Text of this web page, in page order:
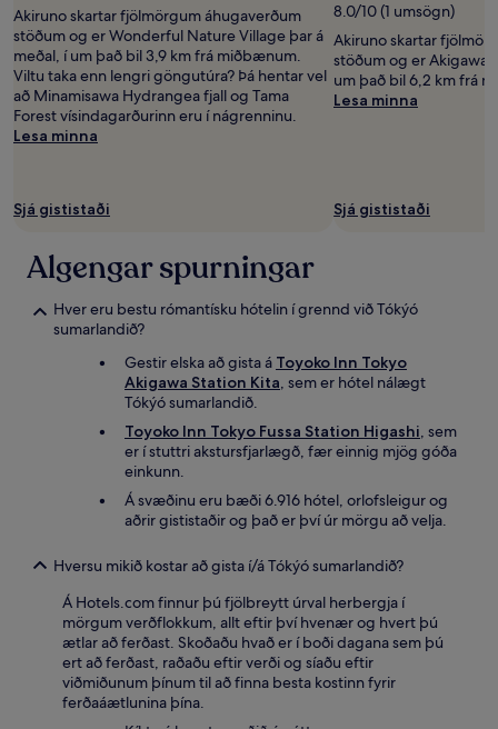
Akiruno skartar fjölmörgum áhugaverðum
stöðum og er Wonderful Nature Village þar á
meðal, í um það bil 3,9 km frá miðbænum.
Viltu taka enn lengri göngutúra? Þá hentar vel
að Minamisawa Hydrangea fjall og Tama
Forest vísindagarðurinn eru í nágrenninu.
Lesa minna
Sjá gististaði
8.0/10 (1 umsögn)
Akiruno skartar
stöðum og er
um það bil 6,2 km frá
Lesa minna
Sjá gististaði
Algengar spurningar
Hver eru bestu rómantísku hótelin í grennd við Tókýó
sumarlandið?
Gestir elska að gista á Toyoko Inn Tokyo
Akigawa Station Kita, sem er hótel nálægt
Tókýó sumarlandið.
Toyoko Inn Tokyo Fussa Station Higashi, sem
er í stuttri akstursfjarlægð, fær einnig mjög góða
einkunn.
Á svæðinu eru bæði 6.916 hótel, orlofsleigur og
aðrir gististaðir og það er því úr mörgu að velja.
Hversu mikið kostar að gista í/á Tókýó sumarlandið?
Á Hotels.com finnur þú fjölbreytt úrval herbergja í
mörgum verðflokkum, allt eftir því hvenær og hvert þú
ætlar að ferðast. Skoðaðu hvað er í boði dagana sem þú
ert að ferðast, raðaðu eftir verði og síaðu eftir
viðmiðunum þínum til að finna besta kostinn fyrir
ferðaáætlunina þína.